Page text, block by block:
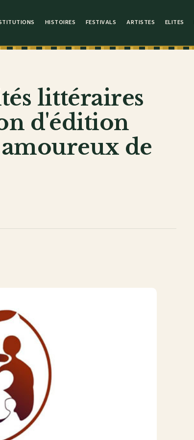
HISTOIRES FESTIVALS ARTISTES ELITES
littéraires
d'édition
de